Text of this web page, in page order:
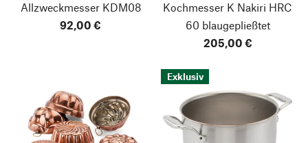
Allzweckmesser KDM08
92,00 €
Kochmesser K Nakiri HRC
60 blaugepließtet
205,00 €
Exklusiv